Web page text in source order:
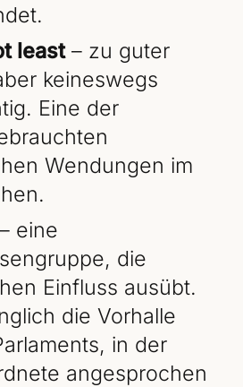
least– zu guter
keineswegs
Eine der
Wendungen im
eine
die
Einfluss ausübt.
die Vorhalle
in der
angesprochen